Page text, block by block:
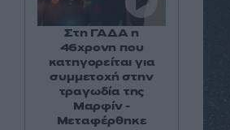
Στη ΓΑΔΑ η
46χρονη που
κατηγορείται για
συμμετοχή στην
τραγωδία της
Μαρφίν -
Μεταφέρθηκε